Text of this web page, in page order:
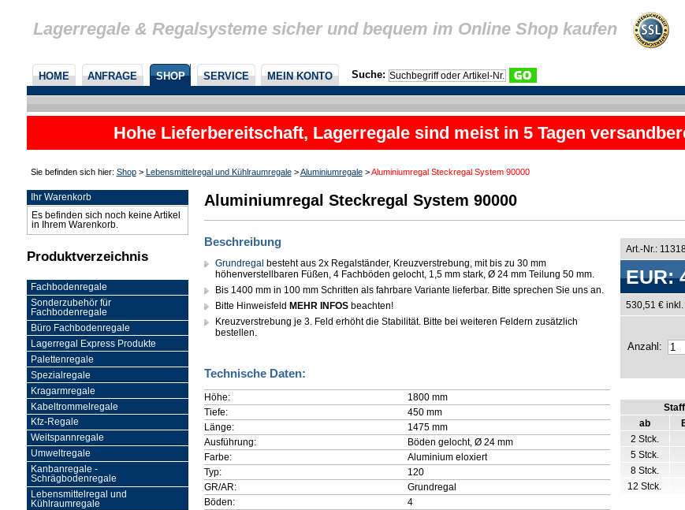
Lagerregale & Regalsysteme sicher und bequem im Online Shop kaufen
HOME ANFRAGE SHOP SERVICE MEIN KONTO Suche:
Hohe Lieferbereitschaft, Lagerregale sind meist in 5 Tagen
Sie befinden sich hier: Shop> Lebensmittelregal und Kühlraumregale>Aluminiumregale>Aluminiumregal Steckregal System 90000
Ihr Warenkorb
Es befinden sich noch keine Artikel
in Ihrem Warenkorb.
Produktverzeichnis
Fachbodenregale
Sonderzubehör für
Fachbodenregale
Büro Fachbodenregale
Lagerregal Express Produkte
Palettenregale
Spezialregale
Kragarmregale
Kabeltrommelregale
Kfz-Regale
Weitspannregale
Umweltregale
Kanbanregale -
Schrägbodenregale
Lebensmittelregal und
Kühlraumregale
Aluminiumregal Steckregal System 90000
Art.-Nr.:
EUR:
530,51 € inkl.
Anzahl:
ab
2 Stck.
5 Stck.
8 Stck.
12 Stck.
Beschreibung
Grundregal besteht aus 2x Regalständer, Kreuzverstrebung, mit bis zu 30 mm
höhenverstellbaren Füßen, 4 Fachböden gelocht, 1,5 mm stark, Ø 24 mm Teilung 50 mm.
Bis 1400 mm in 100 mm Schritten als fahrbare Variante lieferbar. Bitte sprechen Sie uns an.
Bitte Hinweisfeld MEHR INFOS beachten!
Kreuzverstrebung je 3. Feld erhöht die Stabilität. Bitte bei weiteren Feldern zusätzlich
bestellen.
Technische Daten:
Höhe:
1800 mm
Tiefe:
450 mm
Länge:
1475 mm
Ausführung:
Böden gelocht, Ø 24 mm
Farbe:
Aluminium eloxiert
Typ:
120
GR/AR:
Grundregal
Böden:
4